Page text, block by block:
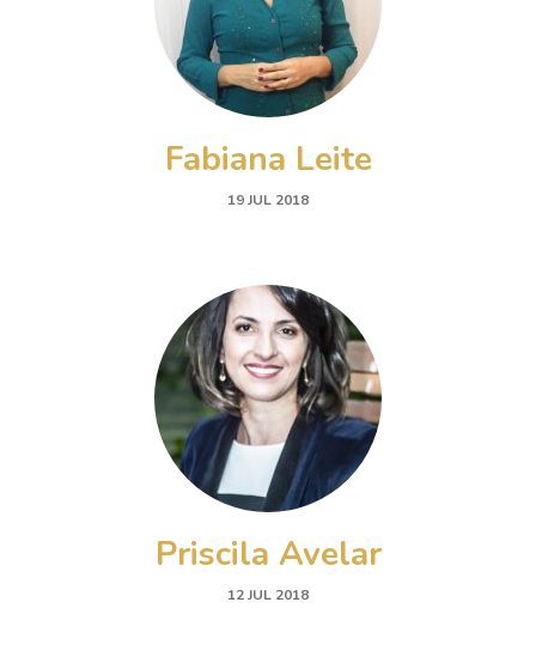
Fabiana Leite
19 JUL 2018
Priscila Avelar
12 JUL 2018